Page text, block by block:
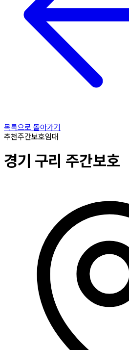
목록으로 돌아가기
추천주간보호임대
경기 구리 주간보호